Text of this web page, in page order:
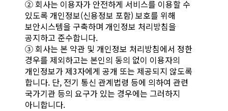
② 회사는 이용자가 안전하게 서비스를 이용할 수
있도록 개인정보(신용정보 포함) 보호를 위해
보안시스템을 구축하며 개인정보 처리방침을
공지하고 준수합니다.
③ 회사는 본 약관 및 개인정보 처리방침에서 정한
경우를 제외하고는 본인의 동의 없이 이용자의
개인정보가 제3자에게 공개 또는 제공되지 않도록
합니다. 단, 전기 통신 관계법령 등에 의하여 관련
국가기관 등의 요구가 있는 경우에는 그러하지
아니합니다.